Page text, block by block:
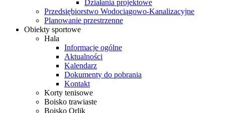
Działania projektowe
Przedsiębiorstwo Wodociągowo-Kanalizacyjne
Planowanie przestrzenne
Obiekty sportowe
Hala
Informacje ogólne
Aktualności
Kalendarz
Dokumenty do pobrania
Kontakt
Korty tenisowe
Boisko trawiaste
Boisko Orlik